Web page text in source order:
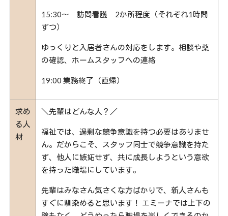
15:30～ 訪問看護 2か所程度（それぞれ1時間
ずつ）
ゆっくりと入居者さんの対応をします。相談や薬
の確認、ホームスタッフへの連絡
19:00 業務終了（直帰）
求め
る人
材
＼先輩はどんな人？／
福祉では、過剰な競争意識を持つ必要はありませ
ん。だからこそ、スタッフ同士で競争意識を持た
ず、他人に嫉妬せず、共に成長しようという意欲
を持った職場にしています。
先輩はみなさん気さくな方ばかりで、新人さんも
すぐに馴染めると思います！ エミーナでは上下の